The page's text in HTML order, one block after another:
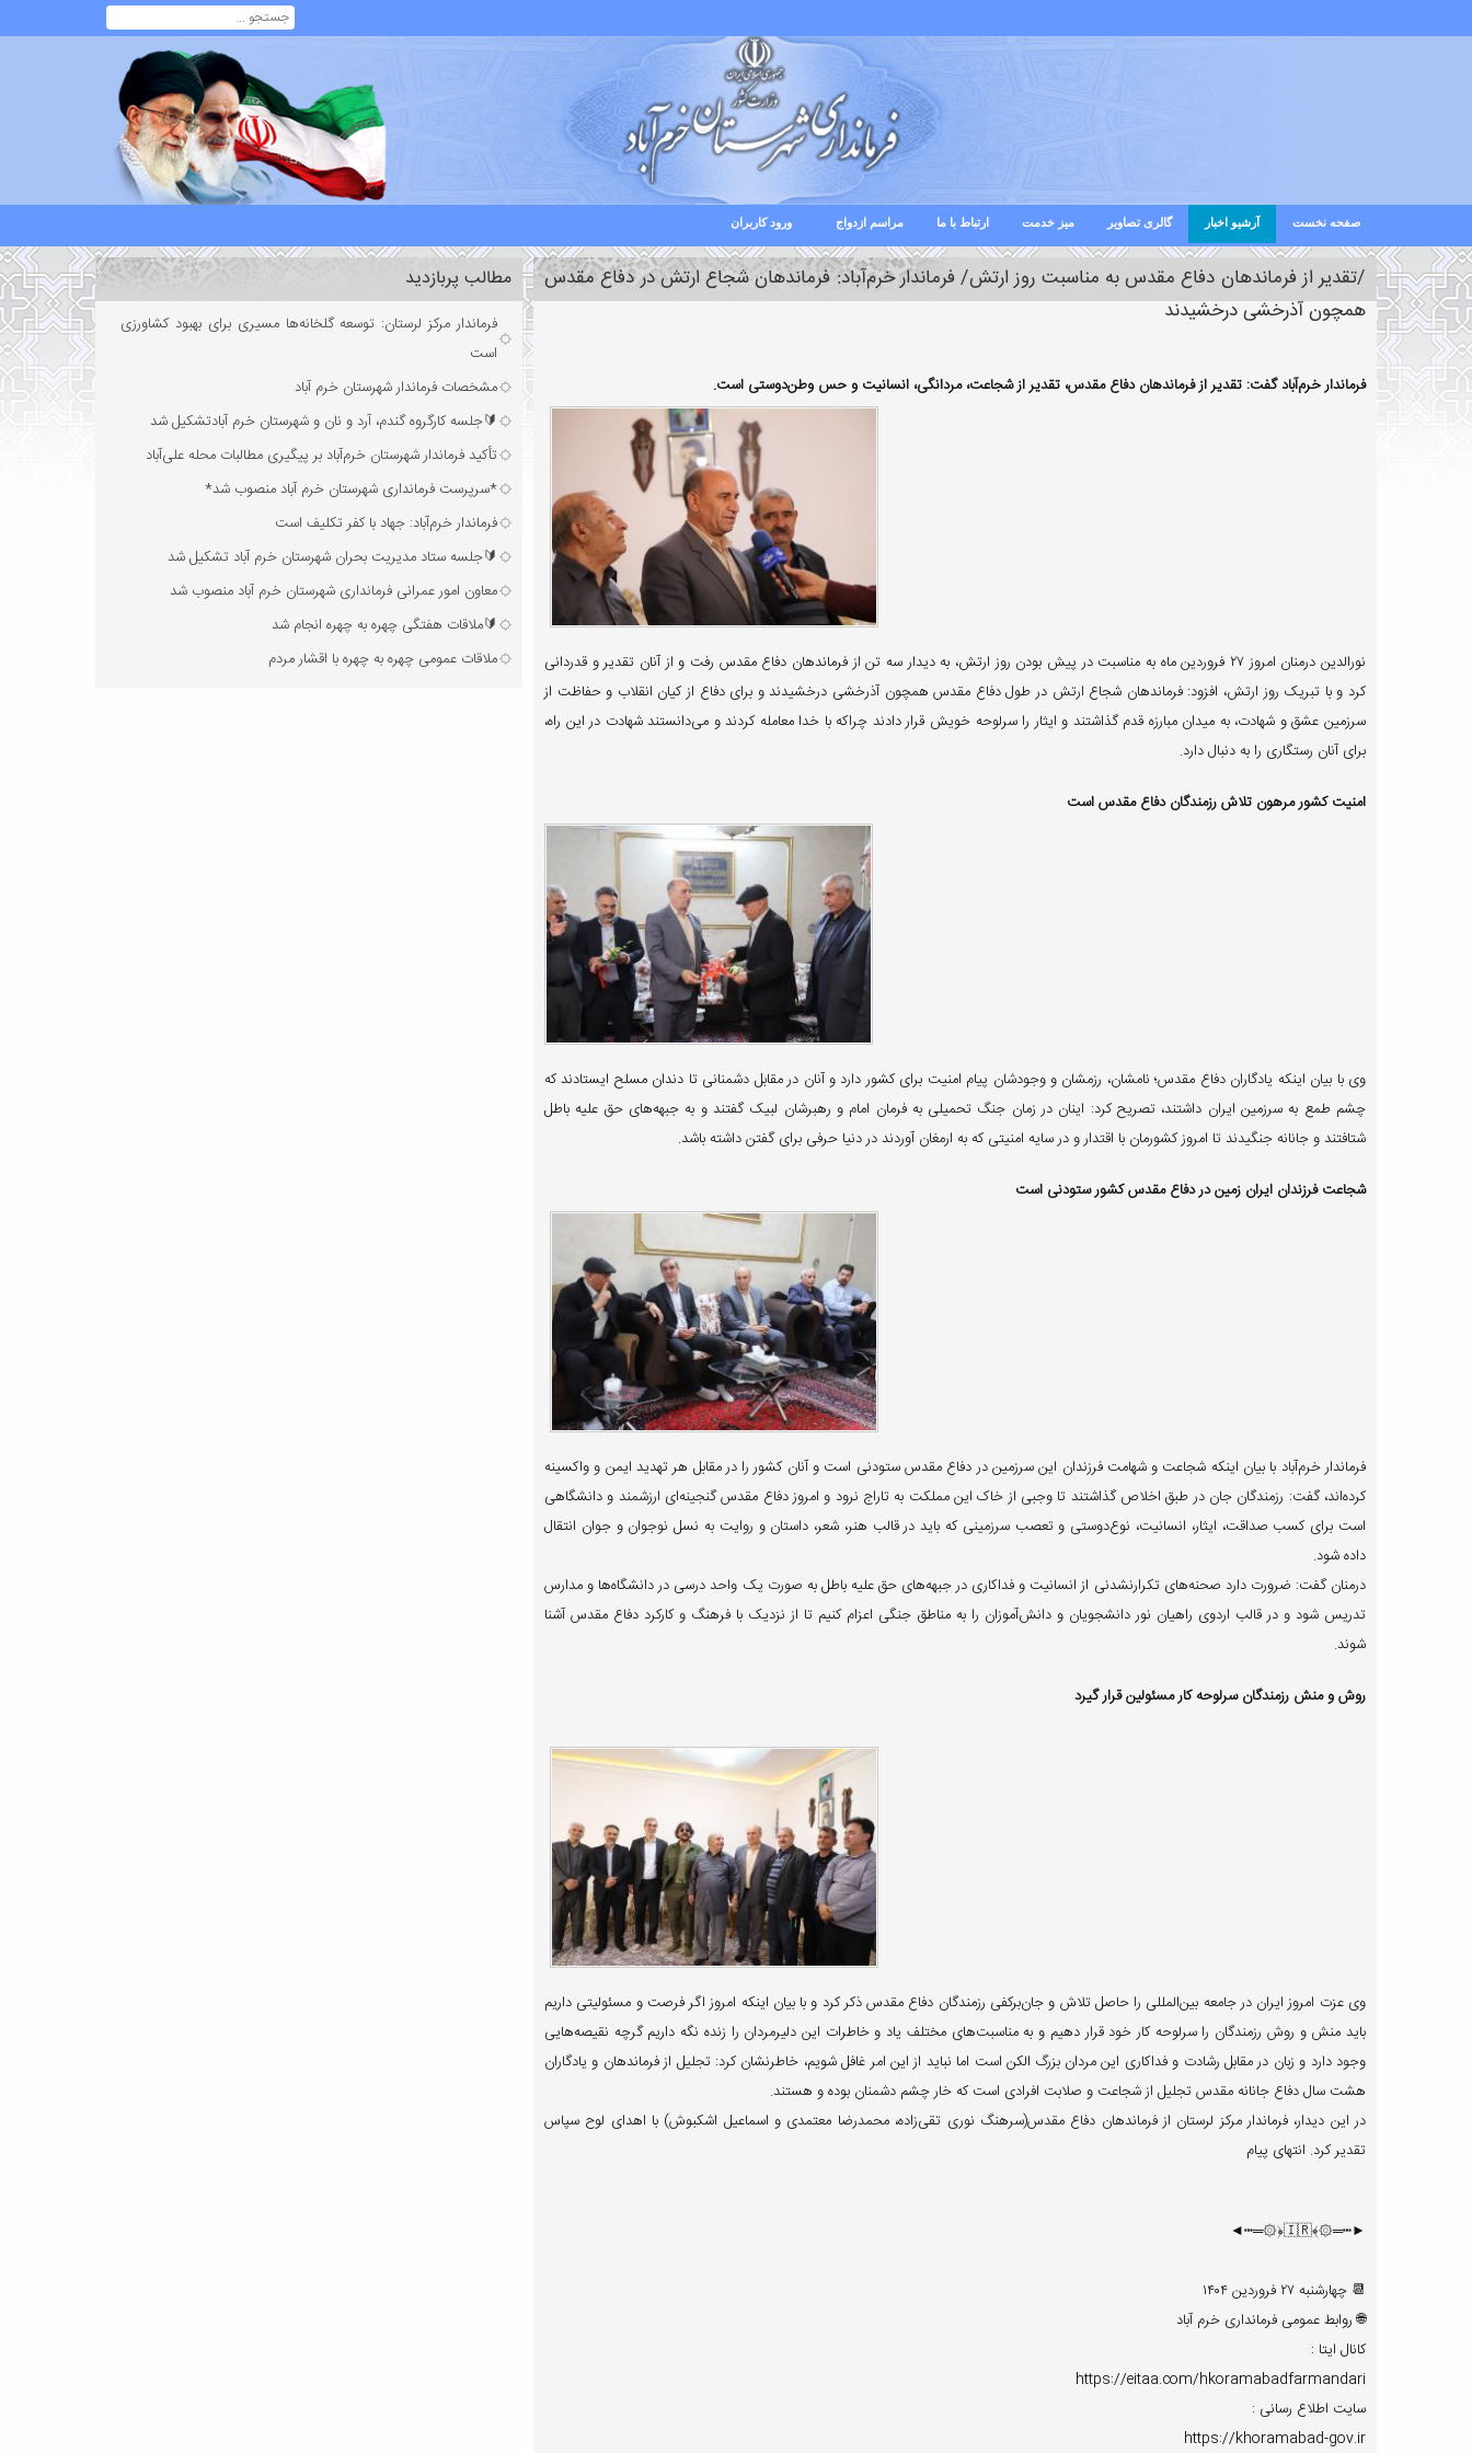
صفحه نخست آرشیو اخبار گالری تصاویر میز خدمت ارتباط با ما مراسم ازدواج ورود کاربران
/تقدیر از فرماندهان دفاع مقدس به مناسبت روز ارتش/ فرماندار خرم‌آباد: فرماندهان شجاع ارتش در دفاع مقدس
همچون آذرخشی درخشیدند
فرماندار خرم‌آباد گفت: تقدیر از فرماندهان دفاع مقدس، تقدیر از شجاعت، مردانگی، انسانیت و حس وطن‌دوستی است.
نورالدین درمنان امروز ۲۷ فروردین ماه به مناسبت در پیش بودن روز ارتش، به دیدار سه تن از فرماندهان دفاع مقدس رفت و از آنان تقدیر و قدردانی
کرد و با تبریک روز ارتش، افزود: فرماندهان شجاع ارتش در طول دفاع مقدس همچون آذرخشی درخشیدند و برای دفاع از کیان انقلاب و حفاظت از
سرزمین عشق و شهادت، به میدان مبارزه قدم گذاشتند و ایثار را سرلوحه خویش قرار دادند چراکه با خدا معامله کردند و می‌دانستند شهادت در این راه،
برای آنان رستگاری را به دنبال دارد.
امنیت کشور مرهون تلاش رزمندگان دفاع مقدس است
وی با بیان اینکه یادگاران دفاع مقدس؛ نامشان، رزمشان و وجودشان پیام امنیت برای کشور دارد و آنان در مقابل دشمنانی تا دندان مسلح ایستادند که
چشم طمع به سرزمین ایران داشتند، تصریح کرد: اینان در زمان جنگ تحمیلی به فرمان امام و رهبرشان لبیک گفتند و به جبهه‌های حق علیه باطل
شتافتند و جانانه جنگیدند تا امروز کشورمان با اقتدار و در سایه امنیتی که به ارمغان آوردند در دنیا حرفی برای گفتن داشته باشد.
شجاعت فرزندان ایران زمین در دفاع مقدس کشور ستودنی است
فرماندار خرم‌آباد با بیان اینکه شجاعت و شهامت فرزندان این سرزمین در دفاع مقدس ستودنی است و آنان کشور را در مقابل هر تهدید ایمن و واکسینه
کرده‌اند، گفت: رزمندگان جان در طبق اخلاص گذاشتند تا وجبی از خاک این مملکت به تاراج نرود و امروز دفاع مقدس گنجینه‌ای ارزشمند و دانشگاهی
است برای کسب صداقت، ایثار، انسانیت، نوع‌دوستی و تعصب سرزمینی که باید در قالب هنر، شعر، داستان و روایت به نسل نوجوان و جوان انتقال
داده شود.
درمنان گفت: ضرورت دارد صحنه‌های تکرارنشدنی از انسانیت و فداکاری در جبهه‌های حق علیه باطل به صورت یک واحد درسی در دانشگاه‌ها و مدارس
تدریس شود و در قالب اردوی راهیان نور دانشجویان و دانش‌آموزان را به مناطق جنگی اعزام کنیم تا از نزدیک با فرهنگ و کارکرد دفاع مقدس آشنا
شوند.
روش و منش رزمندگان سرلوحه کار مسئولین قرار گیرد
وی عزت امروز ایران در جامعه بین‌المللی را حاصل تلاش و جان‌برکفی رزمندگان دفاع مقدس ذکر کرد و با بیان اینکه امروز اگر فرصت و مسئولیتی داریم
باید منش و روش رزمندگان را سرلوحه کار خود قرار دهیم و به مناسبت‌های مختلف یاد و خاطرات این دلیرمردان را زنده نگه داریم گرچه نقیصه‌هایی
وجود دارد و زبان در مقابل رشادت و فداکاری این مردان بزرگ الکن است اما نباید از این امر غافل شویم، خاطرنشان کرد: تجلیل از فرماندهان و یادگاران
هشت سال دفاع جانانه مقدس تجلیل از شجاعت و صلابت افرادی است که خار چشم دشمنان بوده و هستند.
در این دیدار، فرماندار مرکز لرستان از فرماندهان دفاع مقدس(سرهنگ نوری تقی‌زاده، محمدرضا معتمدی و اسماعیل اشکبوش) با اهدای لوح سپاس
تقدیر کرد. انتهای پیام
►┅═۞﴾🇮🇷﴿۞═┅◄
📆 چهارشنبه ۲۷ فروردین ۱۴۰۴
🌐 روابط عمومی فرمانداری خرم آباد
کانال ایتا :
https://eitaa.com/hkoramabadfarmandari
سایت اطلاع رسانی :
https://khoramabad-gov.ir
مطالب پربازدید
فرماندار مرکز لرستان: توسعه گلخانه‌ها مسیری برای بهبود کشاورزی
است
مشخصات فرماندار شهرستان خرم آباد
🔰جلسه کارگروه گندم، آرد و نان و شهرستان خرم آبادتشکیل شد
تأکید فرماندار شهرستان خرم‌آباد بر پیگیری مطالبات محله علی‌آباد
*سرپرست فرمانداری شهرستان خرم آباد منصوب شد*
فرماندار خرم‌آباد: جهاد با کفر تکلیف است
🔰جلسه ستاد مدیریت بحران شهرستان خرم آباد تشکیل شد
معاون امور عمرانی فرمانداری شهرستان خرم آباد منصوب شد
🔰ملاقات هفتگی چهره به چهره انجام شد
ملاقات عمومی چهره به چهره با اقشار مردم